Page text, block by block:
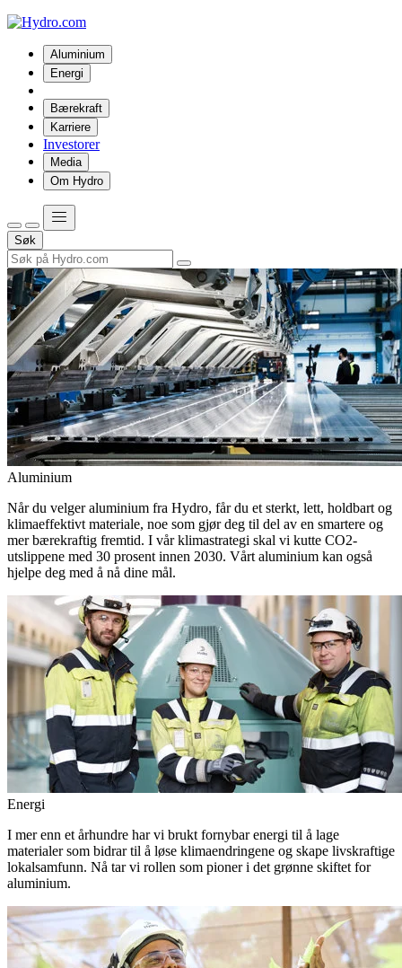
Aluminium
Energi
Bærekraft
Karriere
Investorer
Media
Om Hydro
Søk
Aluminium
Når du velger aluminium fra Hydro, får du et sterkt, lett, holdbart og
klimaeffektivt materiale, noe som gjør deg til del av en smartere og
mer bærekraftig fremtid. I vår klimastrategi skal vi kutte CO2-
utslippene med 30 prosent innen 2030. Vårt aluminium kan også
hjelpe deg med å nå dine mål.
Energi
I mer enn et århundre har vi brukt fornybar energi til å lage
materialer som bidrar til å løse klimaendringene og skape livskraftige
lokalsamfunn. Nå tar vi rollen som pioner i det grønne skiftet for
aluminium.